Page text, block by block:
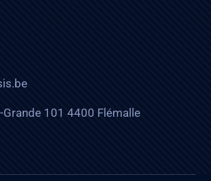
Grande 101 4400 Flémalle